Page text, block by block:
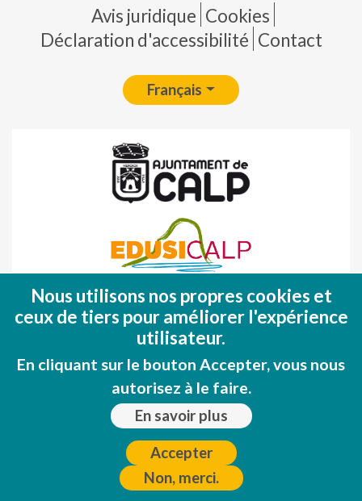
Pie de página
Avis juridique Cookies
Déclaration d'accessibilité Contact
Français
Fondo Europeo de Desarrollo Regional
(FEDER)
Una manera de hacer EUROPA
Nous utilisons nos propres cookies et
ceux de tiers pour améliorer l'expérience
utilisateur.
En cliquant sur le bouton Accepter, vous nous
autorisez à le faire.
En savoir plus
Accepter
Non, merci.